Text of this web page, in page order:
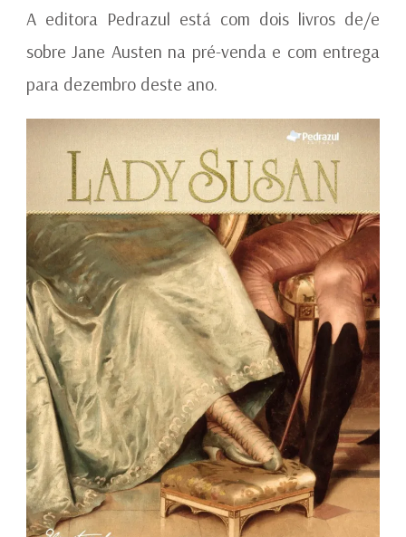
A editora Pedrazul está com dois livros de/e
sobre Jane Austen na pré-venda e com entrega
para dezembro deste ano.